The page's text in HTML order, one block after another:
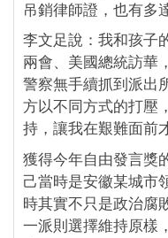
吊銷律師證，也有多
李文足說：我和孩子
兩會、美國總統訪華
警察無手續抓到派出
方以不同方式的打壓
持，讓我在艱難面前
獲得今年自由發言獎
己當時是安徽某城市
時其實不只是政治腐
一派則選擇維持原樣